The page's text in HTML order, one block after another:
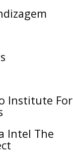
Institute For
Intel The